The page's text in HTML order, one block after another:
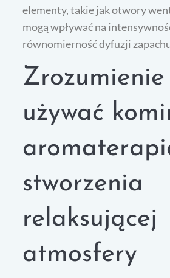
elementy, takie jak otwory
mogą wpływać na
równomierność dyfuzji
używać
stworzenia
relaksującej
atmosfery